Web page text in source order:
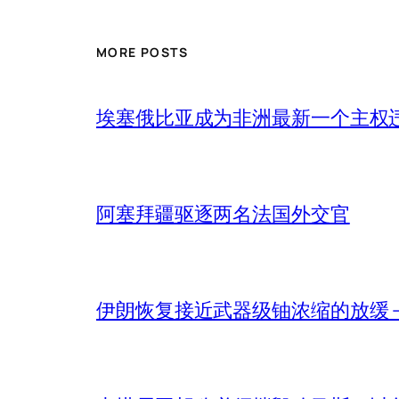
MORE POSTS
埃塞俄比亚成为非洲最新一个主权
阿塞拜疆驱逐两名法国外交官
伊朗恢复接近武器级铀浓缩的放缓